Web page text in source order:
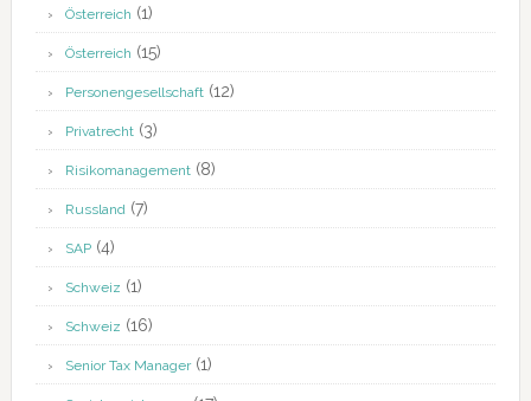
Österreich (1)
Österreich (15)
Personengesellschaft(12)
Privatrecht(3)
Risikomanagement(8)
Russland(7)
SAP(4)
Schweiz (1)
Schweiz (16)
Senior Tax Manager(1)